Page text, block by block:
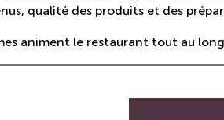
qualité des produits et des
animent le restaurant tout au